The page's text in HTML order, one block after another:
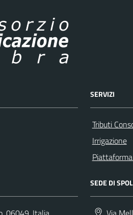
SERVIZI
Tributi
Irrigazione
SEDE DI